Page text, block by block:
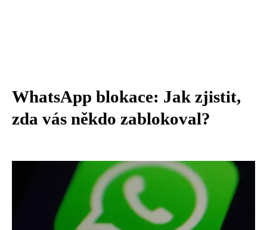
WhatsApp blokace: Jak zjistit,
zda vás někdo zablokoval?